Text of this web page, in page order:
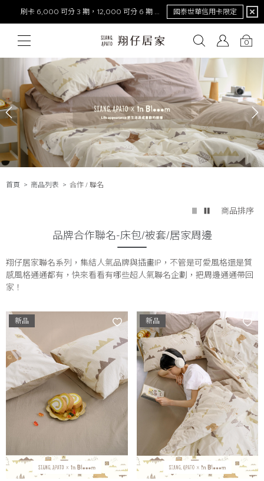
NEW！激涼熊冷。重磅回歸 去年銷量破萬件！
0
# 保潔墊 # 涼被 # 涼墊 # 素色 # 天絲 # 純棉 #
首頁 商品列表 合作 / 聯名
商品排序
品牌合作聯名-床包/被套/居家周邊
翔仔居家聯名系列，集結人氣品牌與插畫IP，不管是可愛風格還是質
感風格通通都有，快來看看有哪些超人氣聯名企劃，把周邊通通帶回
家！
新品 新品